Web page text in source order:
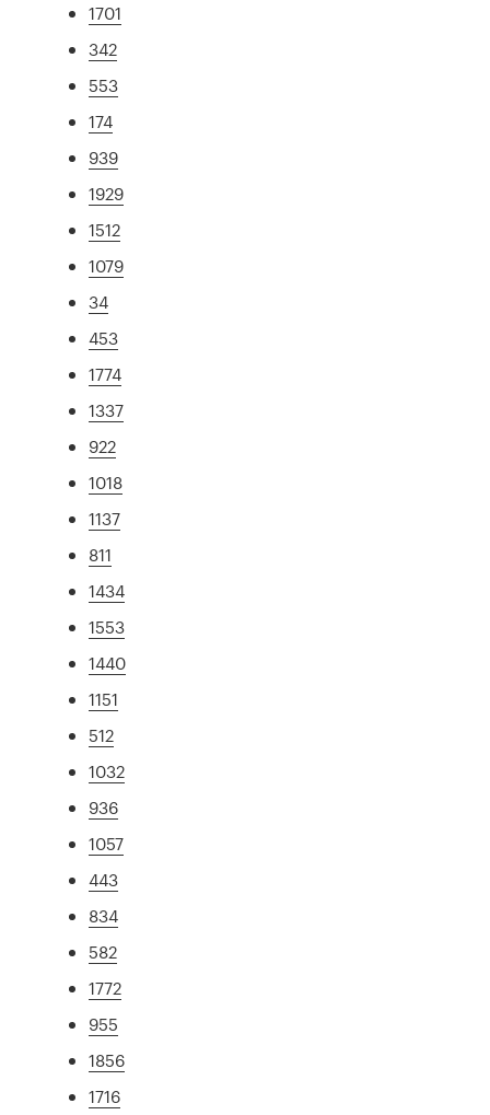
1701
342
553
174
939
1929
1512
1079
34
453
1774
1337
922
1018
1137
811
1434
1553
1440
1151
512
1032
936
1057
443
834
582
1772
955
1856
1716